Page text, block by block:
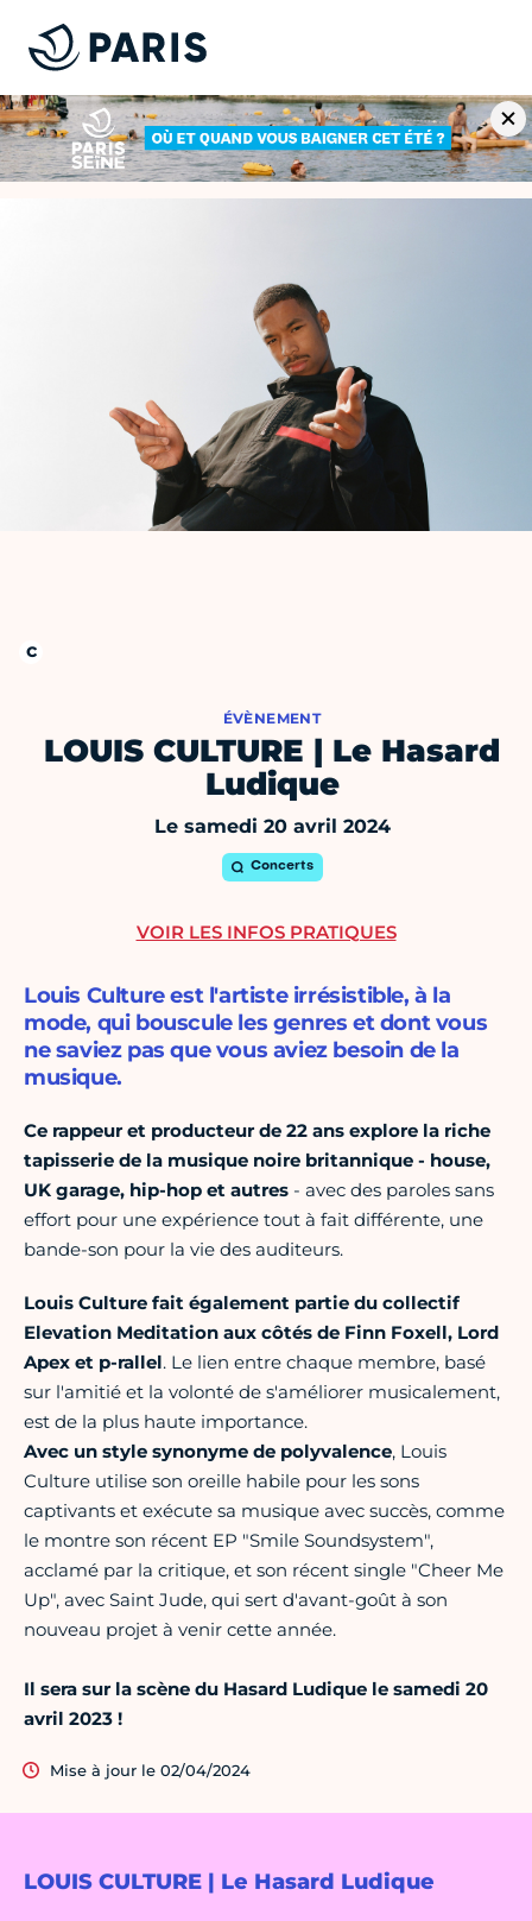
ÉVÈNEMENT
LOUIS CULTURE | Le Hasard
Ludique
Le samedi 20 avril 2024
Concerts
LOUIS CULTURE | Le Hasard Ludique
Louis Culture est l'artiste irrésistible, à la
mode, qui bouscule les genres et dont vous
ne saviez pas que vous aviez besoin de la
musique.
Ce rappeur et producteur de 22 ans explore la riche
tapisserie de la musique noire britannique - house,
UK garage, hip-hop et autres - avec des paroles sans
effort pour une expérience tout à fait différente, une
bande-son pour la vie des auditeurs.
Louis Culture fait également partie du collectif
Elevation Meditation aux côtés de Finn Foxell, Lord
Apex et p-rallel. Le lien entre chaque membre, basé
sur l'amitié et la volonté de s'améliorer musicalement,
est de la plus haute importance.
Avec un style synonyme de polyvalence, Louis
Culture utilise son oreille habile pour les sons
captivants et exécute sa musique avec succès, comme
le montre son récent EP "Smile Soundsystem",
acclamé par la critique, et son récent single "Cheer Me
Up", avec Saint Jude, qui sert d'avant-goût à son
nouveau projet à venir cette année.
Il sera sur la scène du Hasard Ludique le samedi 20
avril 2023 !
Mise à jour le 02/04/2024
VOIR LES INFOS PRATIQUES